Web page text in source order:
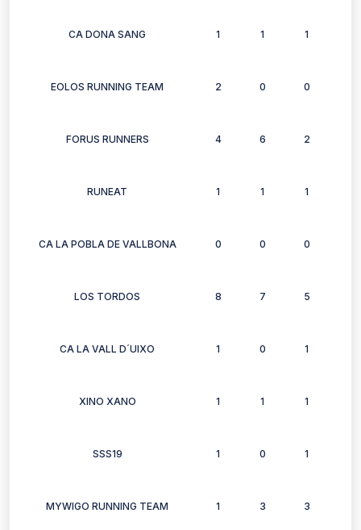
CA DONA SANG 1 1 1
EOLOS RUNNING TEAM 2 0 0
FORUS RUNNERS 4 6 2
RUNEAT 1 1 1
CA LA POBLA DE VALLBONA 0 0 0
LOS TORDOS 8 7 5
CA LA VALL D´UIXO 1 0 1
XINO XANO 1 1 1
SSS19 1 0 1
MYWIGO RUNNING TEAM 1 3 3